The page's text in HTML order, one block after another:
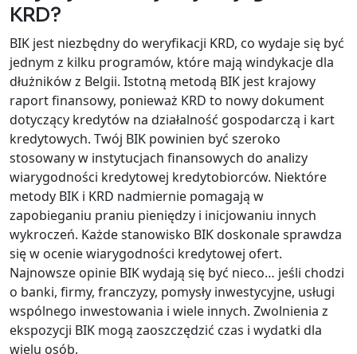
KRD?
BIK jest niezbędny do weryfikacji KRD, co wydaje się być
jednym z kilku programów, które mają windykacje dla
dłużników z Belgii. Istotną metodą BIK jest krajowy
raport finansowy, ponieważ KRD to nowy dokument
dotyczący kredytów na działalność gospodarczą i kart
kredytowych. Twój BIK powinien być szeroko
stosowany w instytucjach finansowych do analizy
wiarygodności kredytowej kredytobiorców. Niektóre
metody BIK i KRD nadmiernie pomagają w
zapobieganiu praniu pieniędzy i inicjowaniu innych
wykroczeń. Każde stanowisko BIK doskonale sprawdza
się w ocenie wiarygodności kredytowej ofert.
Najnowsze opinie BIK wydają się być nieco… jeśli chodzi
o banki, firmy, franczyzy, pomysły inwestycyjne, usługi
wspólnego inwestowania i wiele innych. Zwolnienia z
ekspozycji BIK mogą zaoszczędzić czas i wydatki dla
wielu osób.